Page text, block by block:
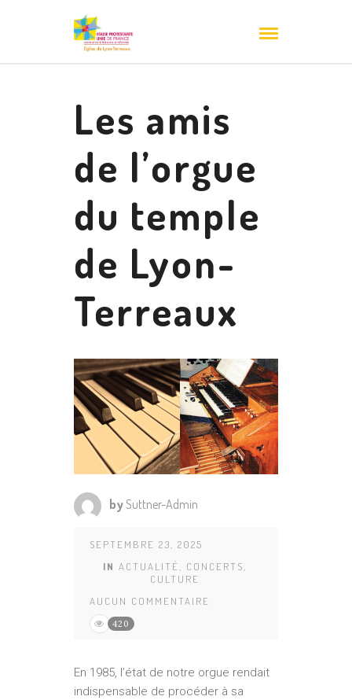
Les amis
de l’orgue
du temple
de Lyon-
Terreaux
bySuttner-Admin
SEPTEMBRE 23, 2025
IN ACTUALITÉ, CONCERTS,
CULTURE
AUCUN COMMENTAIRE
420
En 1985, l’état de notre orgue rendait
indispensable de procéder à sa